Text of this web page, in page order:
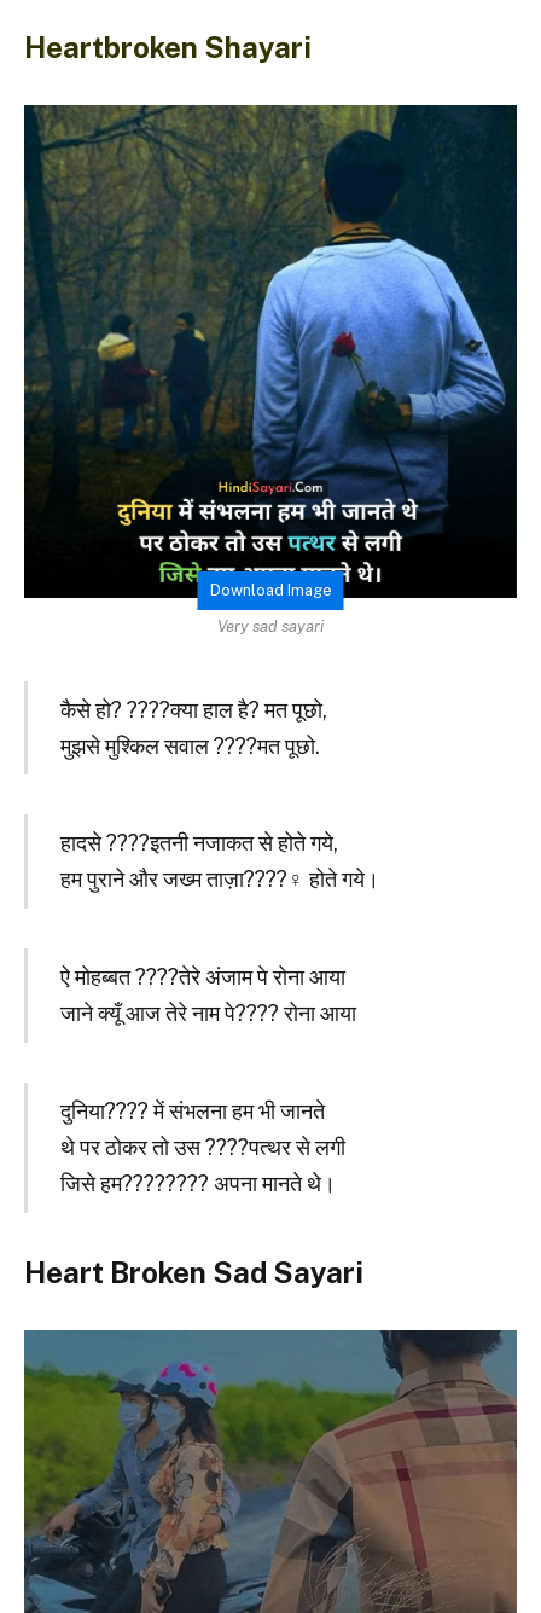
Heartbroken Shayari
Download Image
Very sad sayari
कैसे हो? ????क्या हाल है? मत पूछो,
मुझसे मुश्किल सवाल ????मत पूछो.
हादसे ????इतनी नजाकत से होते गये,
हम पुराने और जख्म ताज़ा????‍♀️ होते गये।
ऐ मोहब्बत ????तेरे अंजाम पे रोना आया
जाने क्यूँ आज तेरे नाम पे???? रोना आया
दुनिया???? में संभलना हम भी जानते
थे पर ठोकर तो उस ????पत्थर से लगी
जिसे हम????‍???? अपना मानते थे।
Heart Broken Sad Sayari